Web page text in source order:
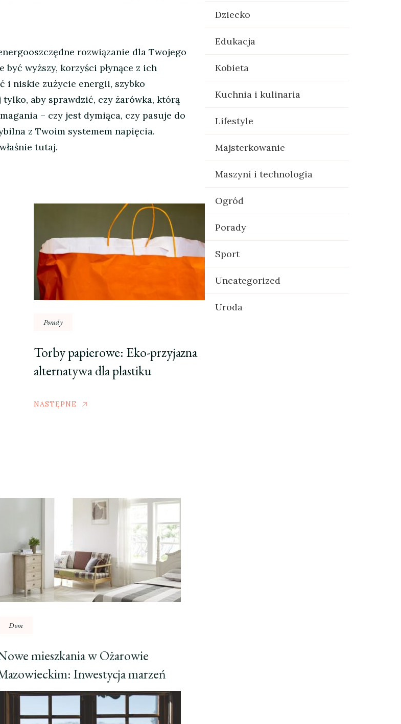
rozwiązanie dla Twojego
wyższy, korzyści płynące z ich
i niskie zużycie energii, szybko
aby sprawdzić, czy żarówka, którą
– czy jest dymiąca, czy pasuje do
z Twoim systemem napięcia.
właśnie tutaj.
Porady
Torby papierowe: Eko-przyjazna
alternatywa dla plastiku
NASTĘPNE
Dom
mieszkania w Ożarowie
Inwestycja marzeń
Dziecko
Edukacja
Kobieta
Kuchnia i kulinaria
Lifestyle
Majsterkowanie
Maszyni i technologia
Ogród
Porady
Sport
Uncategorized
Uroda